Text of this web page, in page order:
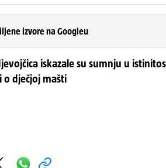
izvore na Googleu
iskazale su sumnju u
o dječjoj mašti